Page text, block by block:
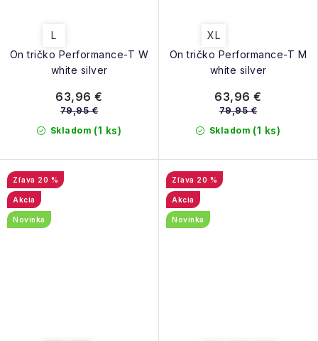
On tričko Performance-T W
white silver
L
Skladom (1 ks)
63,96 €
79,95 €
On tričko Performance-T M
white silver
XL
Skladom (1 ks)
63,96 €
79,95 €
20 %
Akcia
Novinka
20 %
Akcia
Novinka